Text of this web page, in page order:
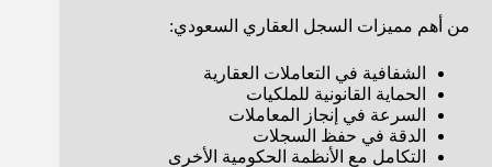
من أهم مميزات السجل العقاري السعودي:
الشفافية في التعاملات العقارية
الحماية القانونية للملكيات
السرعة في إنجاز المعاملات
الدقة في حفظ السجلات
التكامل مع الأنظمة الحكومية الأخرى